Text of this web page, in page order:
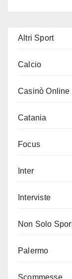
Altri Sport
Calcio
Casinò Online
Catania
Focus
Inter
Interviste
Non Solo
Palermo
Scommesse